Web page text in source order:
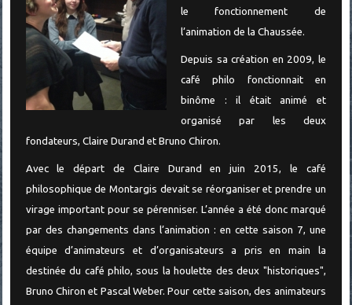
le fonctionnement de
l’animation de la Chaussée.
Depuis sa création en 2009, le
café philo fonctionnait en
binôme : il était animé et
organisé par les deux
fondateurs, Claire Durand et Bruno Chiron.
Avec le départ de Claire Durand en juin 2015, le café
philosophique de Montargis devait se réorganiser et prendre un
virage important pour se pérenniser. L’année a été donc marqué
par des changements dans l’animation : en cette saison 7, une
équipe d’animateurs et d’organisateurs a pris en main la
destinée du café philo, sous la houlette des deux "historiques",
Bruno Chiron et Pascal Weber. Pour cette saison, des animateurs